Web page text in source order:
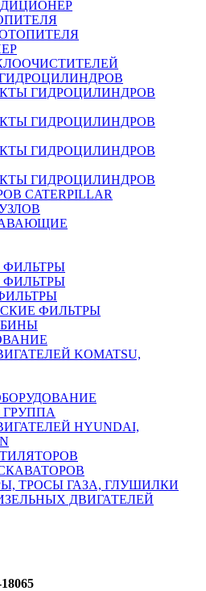
ГИДРОЦИЛИНДРОВ
ГИДРОЦИЛИНДРОВ
ГИДРОЦИЛИНДРОВ
ГИДРОЦИЛИНДРОВ
CATERPILLAR
ФИЛЬТРЫ
KOMATSU,
HYUNDAI,
ТРОСЫ ГАЗА, ГЛУШИЛКИ
ДВИГАТЕЛЕЙ